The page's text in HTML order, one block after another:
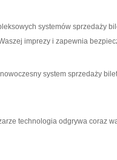
systemów sprzedaży
imprezy i zapewnia
system sprzedaży
technologia odgrywa coraz